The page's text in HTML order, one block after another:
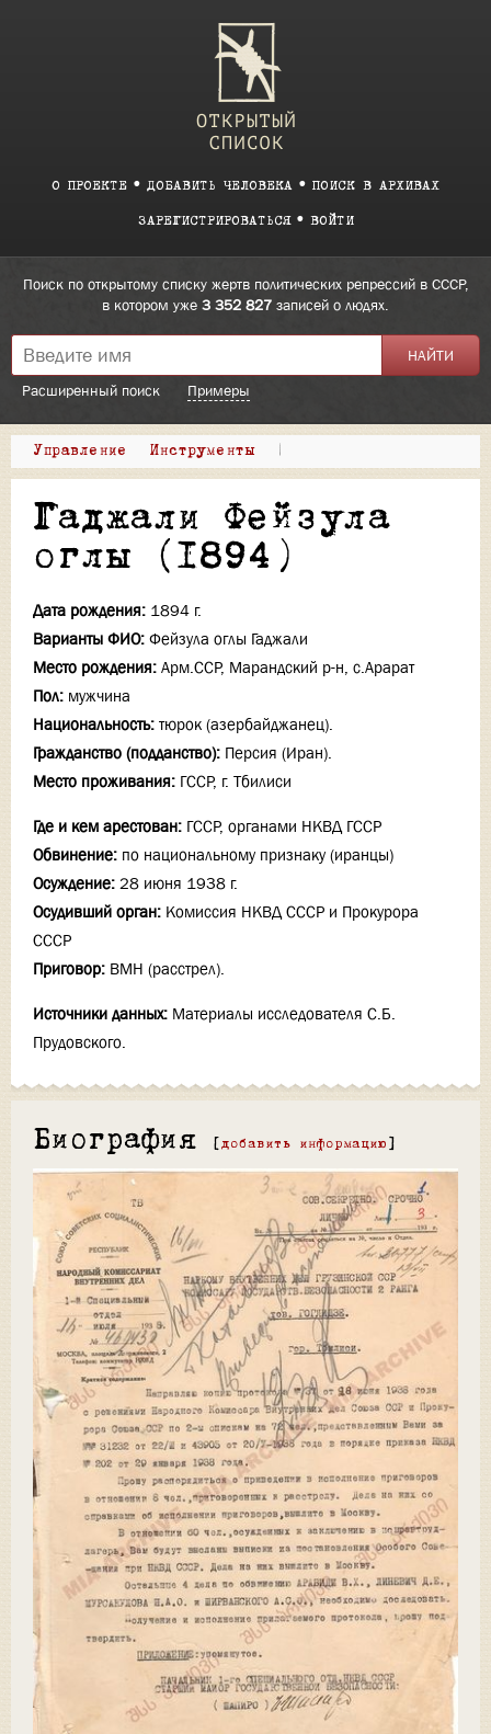
О ПРОЕКТЕ ДОБАВИТЬ ЧЕЛОВЕКА ПОИСК В АРХИВАХ
ЗАРЕГИСТРИРОВАТЬСЯ ВОЙТИ
Поиск по открытому списку жертв политических репрессий в СССР,
в котором уже 3 352 827 записей о людях.
Расширенный поиск Примеры
Управление Инструменты |
Гаджали Фейзула
оглы (1894)
Дата рождения: 1894 г.
Варианты ФИО: Фейзула оглы Гаджали
Место рождения: Арм.ССР, Марандский р-н, с.Арарат
Пол: мужчина
Национальность: тюрок (азербайджанец).
Гражданство (подданство): Персия (Иран).
Место проживания: ГССР, г. Тбилиси
Где и кем арестован: ГССР, органами НКВД ГССР
Обвинение: по национальному признаку (иранцы)
Осуждение: 28 июня 1938 г.
Осудивший орган: Комиссия НКВД СССР и Прокурора
СССР
Приговор: ВМН (расстрел).
Источники данных: Материалы исследователя С.Б.
Прудовского.
Биография [ добавить информацию ]